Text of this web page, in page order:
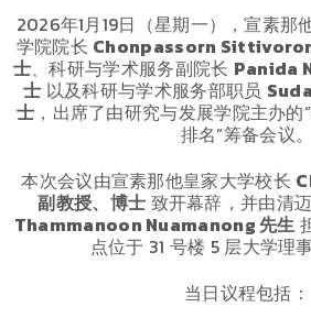
2026年1月19日（星期一），宣素那
学院院长 Chonpassorn
士、科研与学术服务副院长 Panida
士 以及科研与学术服务部职员
士 ，出席了由研究与发展学院主办
排名”筹备会议。
本次会议由宣素那他皇家大学校长
副教授、博士 致开幕辞，并由清
Thammanoon Nuamanong先生
点位于 31 号楼 5 层大学理
当日议程包括：